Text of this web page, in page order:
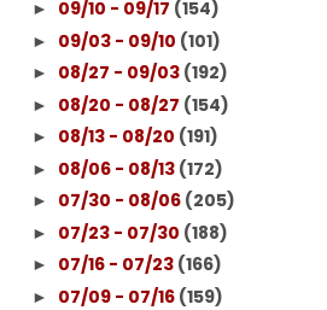
► 09/10 - 09/17 (154)
► 09/03 - 09/10 (101)
► 08/27 - 09/03 (192)
► 08/20 - 08/27 (154)
► 08/13 - 08/20 (191)
► 08/06 - 08/13 (172)
► 07/30 - 08/06 (205)
► 07/23 - 07/30 (188)
► 07/16 - 07/23 (166)
► 07/09 - 07/16 (159)